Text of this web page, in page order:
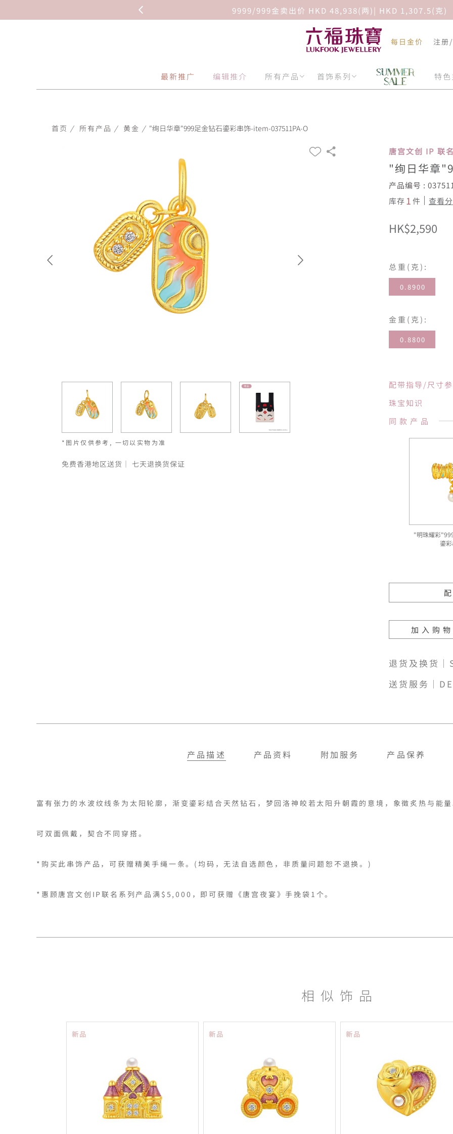
9999/999金卖出价 HKD 48,938(两)| HKD 1,307.5(克)
每日金价 注册
最新推广 编辑推介 所有产品 首饰系列 特
首页 / 所有产品 / 黄金 / "绚日华章"999足金钻石鎏彩串饰-item-037511PA-O
*图片仅供参考, 一切以实物为准
免费香港地区送货｜ 七天退换货保证
唐宫文创 IP 联
"绚日华章
产品编号 :
库存1件 查看
HK$2,590
总重(克):
0.8900
金重(克):
0.8800
配带指导/尺寸
珠宝知识
同款产品
"明珠耀彩
鎏
加入购
退货及换货
送货服务｜
产品描述 产品资料 附加服务 产品保养
富有张力的水波纹线条为太阳轮廓，渐变鎏彩结合天然钻石，梦回洛神皎若太阳升朝霞的意境，象徵炙热与能
可双面佩戴，契合不同穿搭。
*购买此串饰产品，可获赠精美手绳一条。(均码，无法自选颜色，非质量问题恕不退换。)
*惠顾唐宫文创IP联名系列产品满$5,000，即可获赠《唐宫夜宴》手挽袋1个。
相似饰品
新品 新品 新品